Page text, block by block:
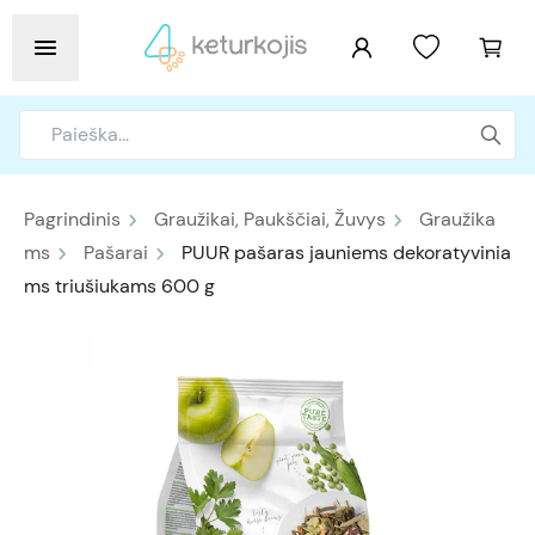
Pagrindinis Graužikai, Paukščiai, Žuvys
Graužika
ms
Pašarai
PUUR pašaras jauniems dekoratyvinia
ms triušiukams 600 g